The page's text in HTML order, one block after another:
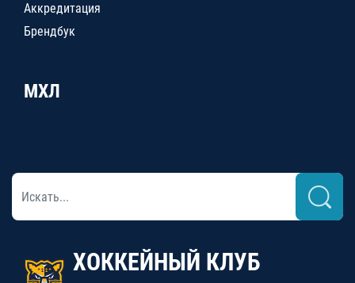
Аккредитация
Брендбук
МХЛ
ХОККЕЙНЫЙ КЛУБ